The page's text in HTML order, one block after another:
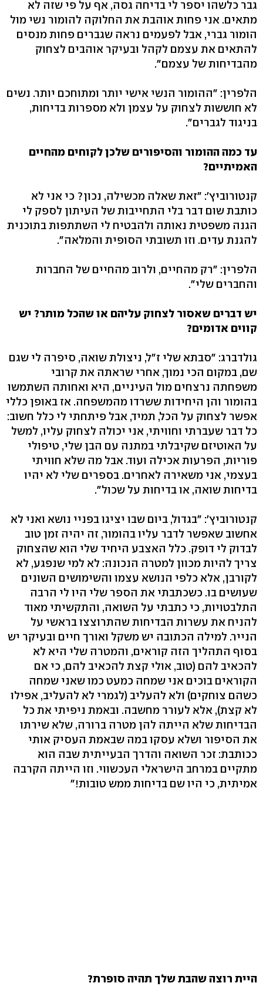
גבר כלשהו יספר לי בדיחה גסה, אף על פי שזה לא
מתאים. אני פחות אוהבת את החלוקה להומור נשי מול
הומור גברי, אבל לפעמים נראה שגברים פחות מנסים
להתאים את עצמם לקהל ובעיקר אוהבים לצחוק
מהבדיחות של עצמם".
הלפרין: "ההומור הנשי אישי יותר ומתוחכם יותר. נשים
לא חוששות לצחוק על עצמן ולא מספרות בדיחות,
בניגוד לגברים".
עד כמה ההומור והסיפורים שלכן לקוחים מהחיים
האמיתיים?
קנטורוביץ': "זאת שאלה מכשילה, נכון? כי אני לא
כותבת שום דבר בלי התחייבות של העיתון לספק לי
הגנה משפטית נאותה ולהבטיח לי השתתפות בתוכנית
להגנת עדים. וזו תשובתי הסופית והמלאה".
הלפרין: "רק מהחיים, ולרוב מהחיים של החברות
והחברים שלי".
יש דברים שאסור לצחוק עליהם או שהכל מותר? יש
קווים אדומים?
גולדברג: "סבתא שלי ז"ל, ניצולת שואה, סיפרה לי שגם
שם, במקום הכי נמוך, אחרי שראתה את קרובי
משפחתה נרצחים מול העיניים, היא ואחותה השתמשו
בהומור והן היחידות ששרדו מהמשפחה. אז באופן כללי
אפשר לצחוק על הכל, תמיד, אבל פיתחתי לי כלל חשוב:
כל דבר שעברתי וחוויתי, אני יכולה לצחוק עליו, למשל
על האוטיזם שקיבלתי במתנה עם הבן שלי, טיפולי
פוריות, הפרעות אכילה ועוד. אבל מה שלא חוויתי
בעצמי, אני משאירה לאחרים. בספרים שלי לא יהיו
בדיחות שואה, או בדיחות על שכול".
קנטורוביץ': "בגדול, ביום שבו יציגו בפניי נושא ואני לא
אחשוב שאפשר לדבר עליו בהומור, זה יהיה זמן טוב
לבדוק לי דופק. כלל האצבע היחיד שלי הוא שהצחוק
צריך להיות מכוון למטרה הנכונה: לא למי שנפגע, לא
לקורבן, אלא כלפי הנושא עצמו והשימושים השונים
שעושים בו. כשכתבתי את הספר שלי היו לי הרבה
התלבטויות, כי כתבתי על השואה, והתקשיתי מאוד
להניח את עשרות הבדיחות שהתרוצצו בראשי על
הנייר. למילה הכתובה יש משקל ואורך חיים ובעיקר יש
בסוף התהליך הזה קוראים, והמטרה שלי היא לא
להכאיב להם (טוב, אולי קצת להכאיב להם, כי אם
הקוראים בוכים אני שמחה כמעט כמו שאני שמחה
כשהם צוחקים) ולא להעליב (לגמרי לא להעליב, אפילו
לא קצת), אלא לעורר מחשבה. ובאמת ניפיתי את כל
הבדיחות שלא הייתה להן מטרה ברורה, שלא שירתו
את הסיפור ושלא עסקו במה שבאמת העסיק אותי
ככותבת: זכר השואה והדרך הבעייתית שבה הוא
מתקיים במרחב הישראלי העכשווי. וזו הייתה הקרבה
אמיתית, כי היו שם בדיחות ממש טובות!"
היית רוצה שהבת שלך תהיה סופרת?